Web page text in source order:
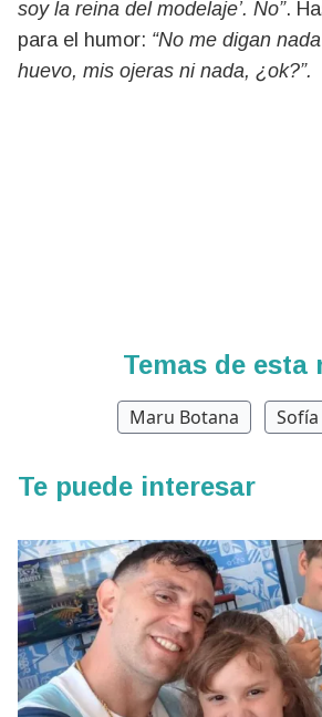
soy la reina del modelaje’. No”.
para el humor: “No me digan
huevo, mis ojeras ni nada, ¿ok?”.
Temas de esta
Maru Botana Sofía
Te puede interesar